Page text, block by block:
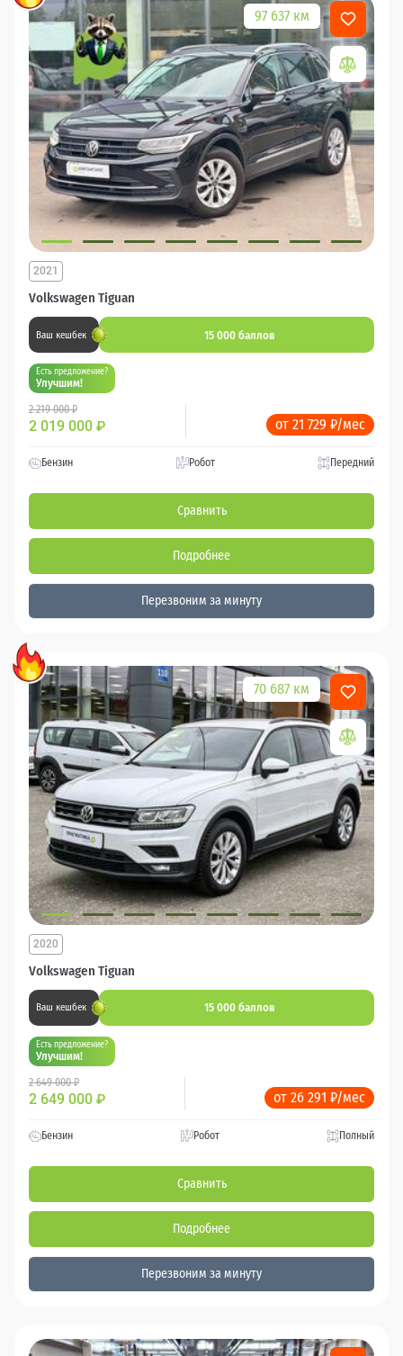
97 637 км
Volkswagen Tiguan
2021
Ваш кешбек 15 000 баллов
Есть предложение?
Улучшим!
2 219 000 ₽
2 019 000 ₽ от 21 729 ₽/мес
Бензин Робот Передний
Сравнить
Подробнее
Перезвоним за минуту
70 687 км
Volkswagen Tiguan
2020
Ваш кешбек 15 000 баллов
Есть предложение?
Улучшим!
2 649 000 ₽
2 649 000 ₽ от 26 291 ₽/мес
Бензин Робот Полный
Сравнить
Подробнее
Перезвоним за минуту